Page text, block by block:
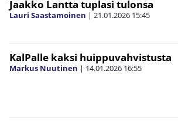
Jaakko Lantta tuplasi tulonsa
Lauri Saastamoinen | 21.01.2026 15:45
KalPalle kaksi huippuvahvistusta
Markus Nuutinen | 14.01.2026 16:55